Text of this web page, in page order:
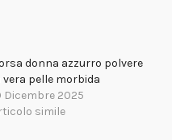
donna azzurro polvere
vera pelle morbida
Dicembre 2025
simile